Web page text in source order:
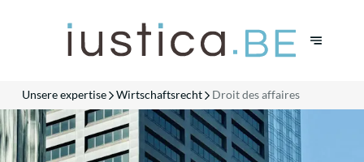
Unsere expertise Wirtschaftsrecht Droit des affaires